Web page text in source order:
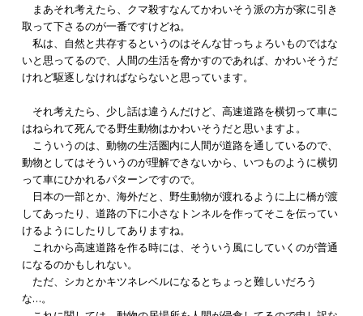
まあそれ考えたら、クマ殺すなんてかわいそう派の方が家に引き
取って下さるのが一番ですけどね。
私は、自然と共存するというのはそんな甘っちょろいものではな
いと思ってるので、人間の生活を脅かすのであれば、かわいそうだ
けれど駆逐しなければならないと思っています。
それ考えたら、少し話は違うんだけど、高速道路を横切って車に
はねられて死んでる野生動物はかわいそうだと思いますよ。
こういうのは、動物の生活圏内に人間が道路を通しているので、
動物としてはそういうのが理解できないから、いつものように横切
って車にひかれるパターンですので。
日本の一部とか、海外だと、野生動物が渡れるように上に橋が渡
してあったり、道路の下に小さなトンネルを作ってそこを伝ってい
けるようにしたりしてありますね。
これから高速道路を作る時には、そういう風にしていくのが普通
になるのかもしれない。
ただ、シカとかキツネレベルになるとちょっと難しいだろう
な…。